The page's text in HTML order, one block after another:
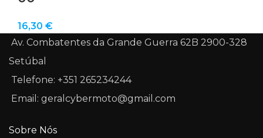
16,30 €
Av. Combatentes da Grande Guerra 62B 2900-328
Setúbal
Telefone: +351 265234244
Email: geralcybermoto@gmail.com
Sobre Nós